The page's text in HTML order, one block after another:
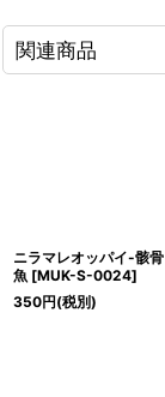
関連商品
ニラマレオッパイ-骸骨
魚 [MUK-S-0024]
350円(税別)